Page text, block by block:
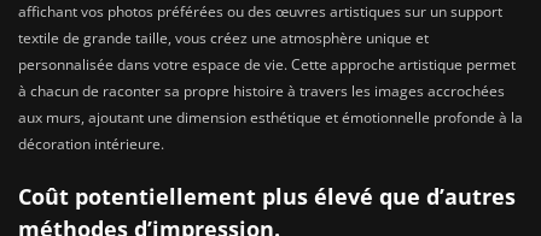
affichant vos photos préférées ou des œuvres artistiques sur un support
textile de grande taille, vous créez une atmosphère unique et
personnalisée dans votre espace de vie. Cette approche artistique permet
à chacun de raconter sa propre histoire à travers les images accrochées
aux murs, ajoutant une dimension esthétique et émotionnelle profonde à la
décoration intérieure.
Coût potentiellement plus élevé que d’autres
méthodes d’impression.